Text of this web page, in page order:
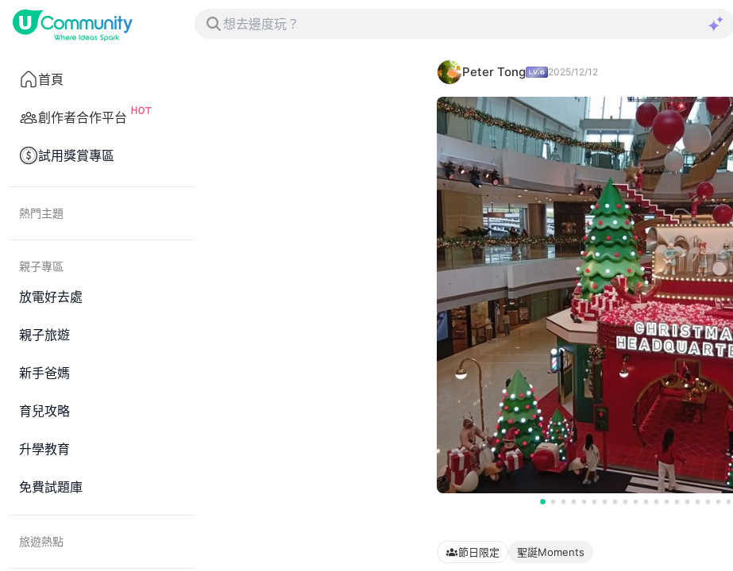
首頁
創作者合作平台
試用獎賞專區
熱門主題
親子專區
放電好去處
親子旅遊
新手爸媽
育兒攻略
升學教育
免費試題庫
旅遊熱點
Peter Tong 2025/12/12
節日限定 聖誕Moments